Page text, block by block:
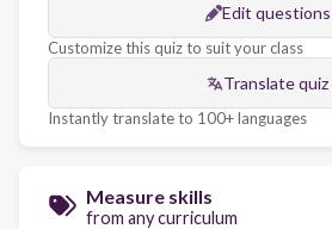
Edit questions
Customize this quiz to suit your class
Translate quiz
Instantly translate to 100+ languages
Measure skills
from any curriculum